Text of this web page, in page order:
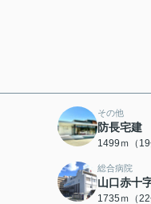
その他
防長宅建
1499ｍ（19
総合病院
山口赤十
1735ｍ（22